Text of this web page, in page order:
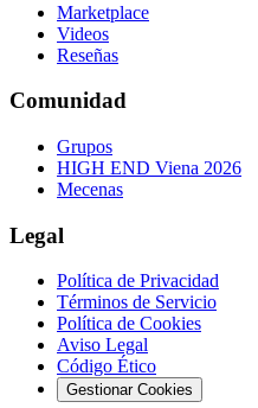
Marketplace
Videos
Reseñas
Comunidad
Grupos
HIGH END Viena 2026
Mecenas
Legal
Política de Privacidad
Términos de Servicio
Política de Cookies
Aviso Legal
Código Ético
Gestionar Cookies